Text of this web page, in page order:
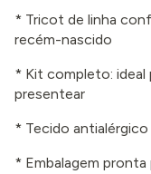
* Tricot de linha
recém-nascido
* Kit completo: ideal
presentear
* Tecido
* Embalagem